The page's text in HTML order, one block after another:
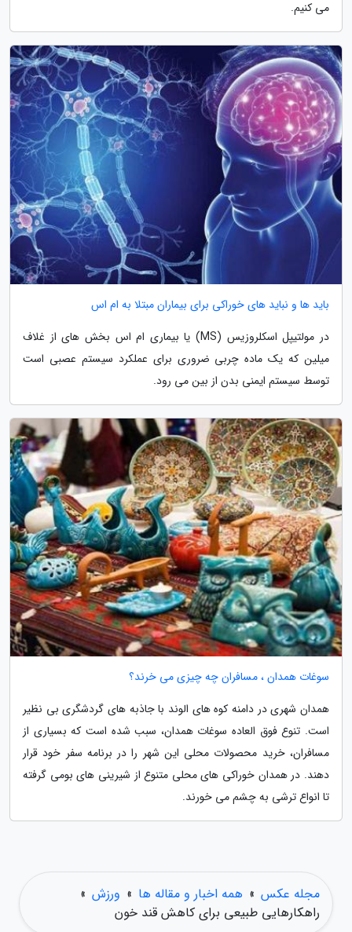
می کنیم.
باید ها و نباید های خوراکی برای بیماران مبتلا به ام اس
در مولتیپل اسکلروزیس (MS) یا بیماری ام اس بخش های از غلاف
میلین که یک ماده چربی ضروری برای عملکرد سیستم عصبی است
توسط سیستم ایمنی بدن از بین می رود.
سوغات همدان ، مسافران چه چیزی می خرند؟
همدان شهری در دامنه کوه های الوند با جاذبه های گردشگری بی نظیر
است. تنوع فوق العاده سوغات همدان، سبب شده است که بسیاری از
مسافران، خرید محصولات محلی این شهر را در برنامه سفر خود قرار
دهند. در همدان خوراکی های محلی متنوع از شیرینی های بومی گرفته
تا انواع ترشی به چشم می خورند.
مجله عکس » همه اخبار و مقاله ها » ورزش »
راهکارهایی طبیعی برای کاهش قند خون